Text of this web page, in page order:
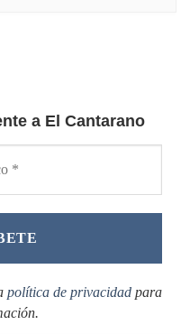
a El Cantarano
política de privacidad para